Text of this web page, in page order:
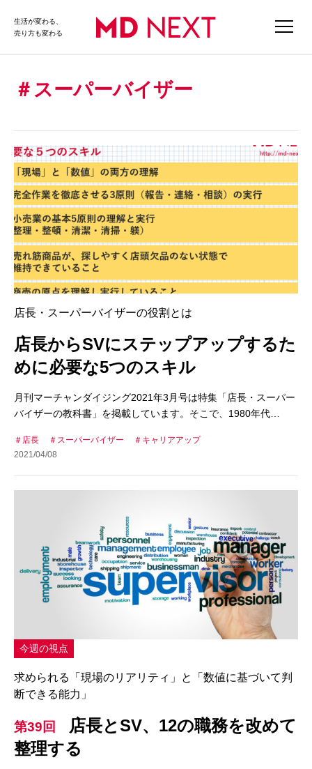
生活が変わる、
売り方も変わる
スーパーバイザー
店長・スーパーバイザーの役割とは
店長からSVにステップアップするた
めに必要な5つのスキル
月刊マーチャンダイジング2021年3月号は特集「店長・スーパー
バイザーの教科書」を掲載しています。そこで、1980年代…
店長 スーパーバイザー
キャリアアップ
2021/04/08
今週の視点
求められる「現場のリアリティ」と「数値に基づいて判
断できる能力」
第39回
店長とSV、12の職務を改めて
整理する